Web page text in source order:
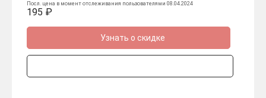
Посл. цена в момент отслеживания пользователями 08.04.2024
195 ₽
Узнать о скидке